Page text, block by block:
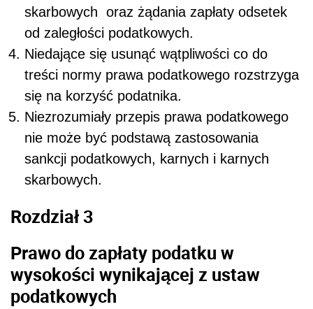
skarbowych oraz żądania zapłaty odsetek
od zaległości podatkowych.
Niedające się usunąć wątpliwości co do
treści normy prawa podatkowego rozstrzyga
się na korzyść podatnika.
Niezrozumiały przepis prawa podatkowego
nie może być podstawą zastosowania
sankcji podatkowych, karnych i karnych
skarbowych.
Rozdział 3
Prawo do zapłaty podatku w
wysokości wynikającej z ustaw
podatkowych